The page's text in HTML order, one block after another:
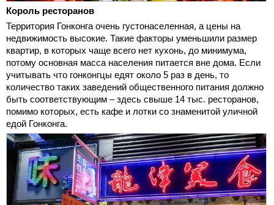
Король ресторанов
Территория Гонконга очень густонаселенная, а цены на
недвижимость высокие. Такие факторы уменьшили размер
квартир, в которых чаще всего нет кухонь, до минимума,
потому основная масса населения питается вне дома. Если
учитывать что гонконгцы едят около 5 раз в день, то
количество таких заведений общественного питания должно
быть соответствующим – здесь свыше 14 тыс. ресторанов,
помимо которых, есть кафе и лотки со знаменитой уличной
едой Гонконга.